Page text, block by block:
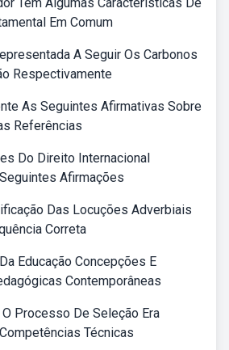
Em Comum
A Seguir Os Carbonos
Respectivamente
As Seguintes Afirmativas Sobre
Referências
Do Direito Internacional
Afirmações
Das Locuções Adverbiais
Correta
Educação Concepções E
Contemporâneas
Processo De Seleção Era
Técnicas